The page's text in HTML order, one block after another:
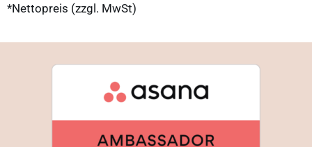
*Nettopreis (zzgl. MwSt)